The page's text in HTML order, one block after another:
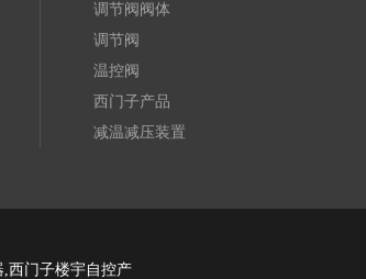
调节阀阀体
调节阀
温控阀
西门子产品
减温减压装置
西门子楼宇自控产